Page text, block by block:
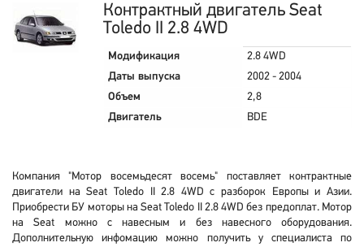
Контрактный двигатель Seat
Toledo II 2.8 4WD
Модификация
2.8 4WD
Даты выпуска
2002 - 2004
Объем
2,8
Двигатель
BDE
Компания "Мотор восемьдесят восемь" поставляет контрактные
двигатели на Seat Toledo II 2.8 4WD с разборок Европы и Азии.
Приобрести БУ моторы на Seat Toledo II 2.8 4WD без предоплат. Мотор
на Seat можно с навесным и без навесного оборудования.
Дополнительную инфомацию можно получить у специалиста по